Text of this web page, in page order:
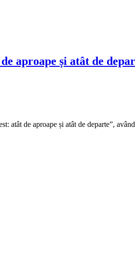
aproape și atât de
atât de aproape și atât de departe”,